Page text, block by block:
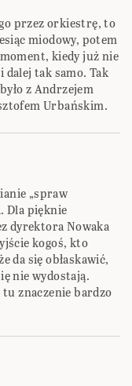
przez orkiestrę, to
miodowy, potem
kiedy już nie
dalej tak samo. Tak
z Andrzejem
Urbańskim.
„spraw
Dla pięknie
dyrektora Nowaka
kogoś, kto
da się obłaskawić,
nie wydostają.
znaczenie bardzo